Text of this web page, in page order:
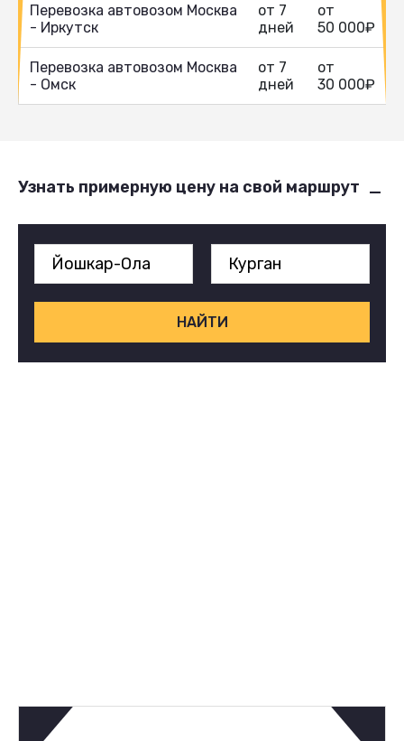
Перевозка автовозом Москва
- Иркутск
от 7
дней
от
50 000₽
Перевозка автовозом Москва
- Омск
от 7
дней
от
30 000₽
Узнать примерную цену на свой маршрут
НАЙТИ